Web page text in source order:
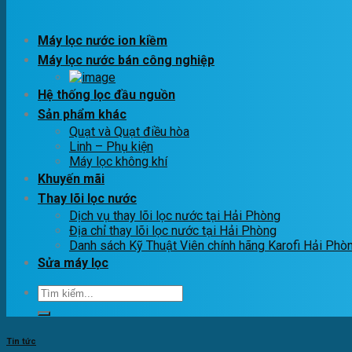
Máy lọc nước ion kiềm
Máy lọc nước bán công nghiệp
Hệ thống lọc đầu nguồn
Sản phẩm khác
Quạt và Quạt điều hòa
Linh – Phụ kiện
Máy lọc không khí
Khuyến mãi
Thay lõi lọc nước
Dịch vụ thay lõi lọc nước tại Hải Phòng
Địa chỉ thay lõi lọc nước tại Hải Phòng
Danh sách Kỹ Thuật Viên chính hãng Karofi Hải
Sửa máy lọc
Tìm
kiếm:
Tin tức